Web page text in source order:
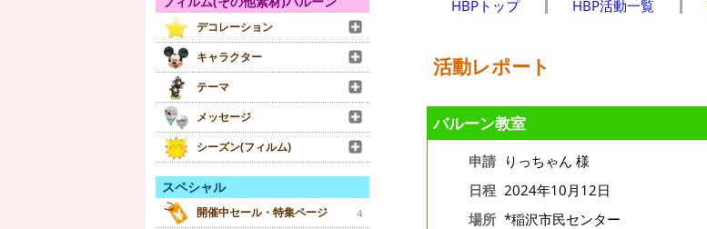
デコレーション
キャラクター
テーマ
メッセージ
シーズン(フィルム)
スペシャル
開催中セール・特集ページ 4
HBPトップ HBP活動一覧
活動レポート
バルーン教室
申請
りっちゃん 様
日程 2024年10月12日
場所 *稲沢市民センター